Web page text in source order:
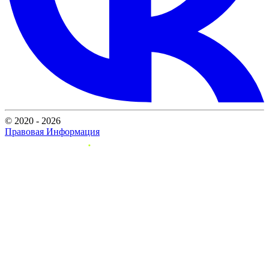
© 2020 - 2026
Правовая Информация